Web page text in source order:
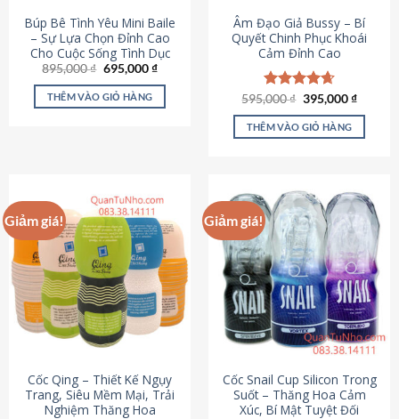
chọn
trên
trang
sản
phẩm
Búp Bê Tình Yêu Mini Baile
– Sự Lựa Chọn Đỉnh Cao
Cho Cuộc Sống Tình Dục
895,000₫ Giá
là:
895,000 ₫.
695,000₫Giá
tại
THÊM VÀO GIỎ HÀNG
Âm Đạo Giả Bussy – Bí
Quyết Chinh Phục Khoái
Cảm Đỉnh Cao
Được xếp
hạng4.64
5 sao
595,000₫ Giá
là:
595,000 ₫.
395,000₫Giá
tại
THÊM VÀO GIỎ HÀNG
Giảm giá!
Cốc Qing – Thiết Kế Ngụy
Trang, Siêu Mềm Mại, Trải
Nghiệm Thăng Hoa
Giảm giá!
Cốc Snail Cup Silicon Trong
Suốt – Thăng Hoa Cảm
Xúc, Bí Mật Tuyệt Đối